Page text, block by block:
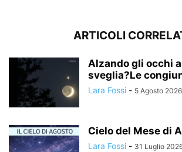
ARTICOLI
Alzando gli occhi
sveglia?Le
Lara Fossi - 5 Agosto 2026
Cielo del Mese di
Lara Fossi - 31 Luglio